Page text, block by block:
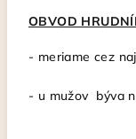
OBVOD
- meriame cez
- u mužov býva